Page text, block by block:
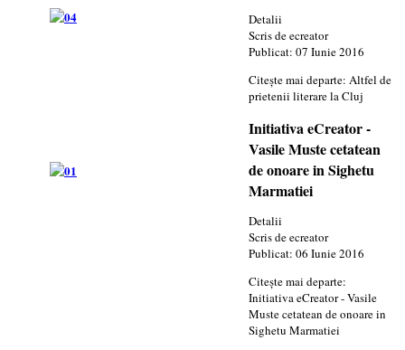
Detalii
Scris deecreator
Publicat: 07 Iunie 2016
Citește mai departe: Altfel de
prietenii literare la Cluj
Initiativa eCreator -
Vasile Muste cetatean
de onoare in Sighetu
Marmatiei
Detalii
Scris deecreator
Publicat: 06 Iunie 2016
Citește mai departe:
Initiativa eCreator - Vasile
Muste cetatean de onoare in
Sighetu Marmatiei